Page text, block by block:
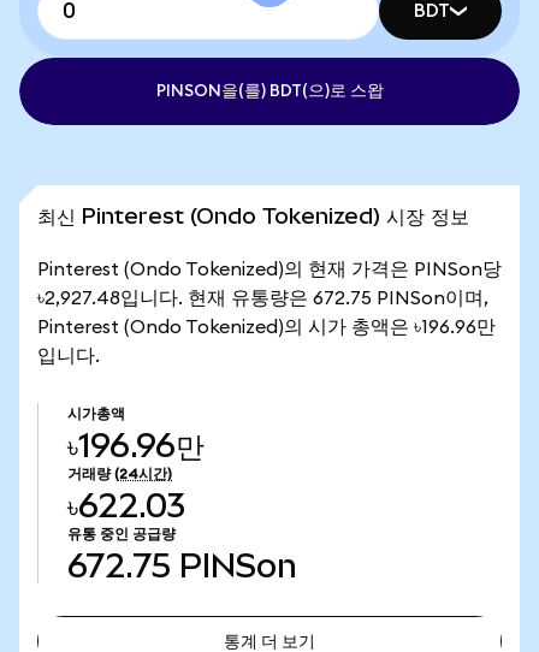
BDT
PINSON을(를) BDT(으)로 스왑
최신 Pinterest (Ondo Tokenized) 시장 정보
Pinterest (Ondo Tokenized)의 현재 가격은 PINSon당
৳2,927.48입니다. 현재 유통량은 672.75 PINSon이며,
Pinterest (Ondo Tokenized)의 시가 총액은 ৳196.96만
입니다.
시가총액
৳196.96만
거래량 (24시간)
৳622.03
유통 중인 공급량
672.75 PINSon
통계 더 보기